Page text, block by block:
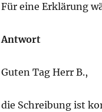
Für eine Erklärung
Antwort
Guten Tag Herr B.,
die Schreibung ist